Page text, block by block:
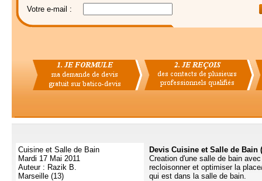
Votre e-mail :
Cuisine et Salle de Bain
Mardi 17 Mai 2011
Auteur : Razik B.
Marseille (13)
Devis Cuisine et Salle de Bain
Creation d'une salle de bain
recloisonner et optimiser la
qui est dans la salle de bain.